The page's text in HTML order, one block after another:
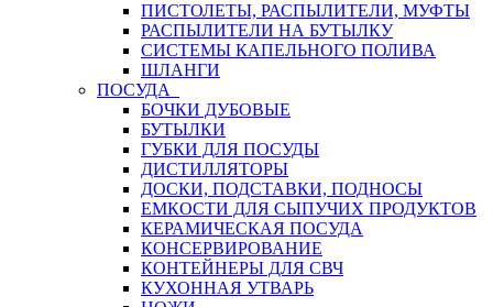
ПИСТОЛЕТЫ, РАСПЫЛИТЕЛИ, МУФТЫ
РАСПЫЛИТЕЛИ НА БУТЫЛКУ
СИСТЕМЫ КАПЕЛЬНОГО ПОЛИВА
ШЛАНГИ
ПОСУДА
БОЧКИ ДУБОВЫЕ
БУТЫЛКИ
ГУБКИ ДЛЯ ПОСУДЫ
ДИСТИЛЛЯТОРЫ
ДОСКИ, ПОДСТАВКИ, ПОДНОСЫ
ЕМКОСТИ ДЛЯ СЫПУЧИХ ПРОДУКТОВ
КЕРАМИЧЕСКАЯ ПОСУДА
КОНСЕРВИРОВАНИЕ
КОНТЕЙНЕРЫ ДЛЯ СВЧ
КУХОННАЯ УТВАРЬ